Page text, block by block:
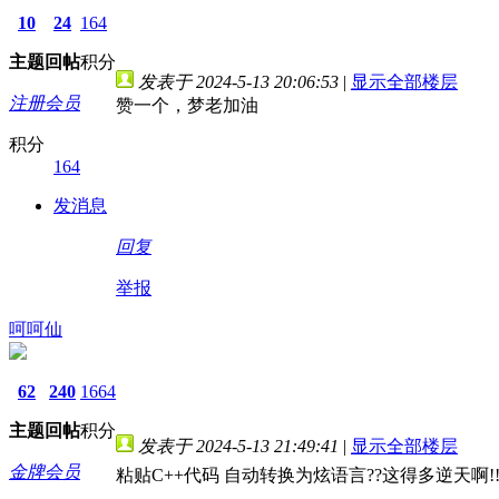
10
主题
24
回帖
164
积分
注册会员
积分
164
发消息
发表于 2024-5-13 20:06:53 | 显示全部楼层
赞一个，梦老加油
回复
举报
呵呵仙
62
主题
240
回帖
1664
积分
金牌会员
发表于 2024-5-13 21:49:41 | 显示全部楼层
粘贴C++代码 自动转换为炫语言??这得多逆天啊